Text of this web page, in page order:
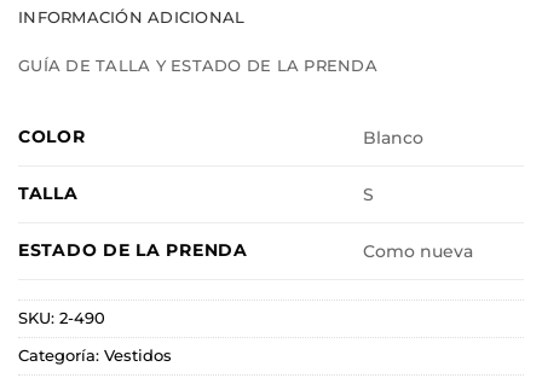
INFORMACIÓN ADICIONAL
GUÍA DE TALLA Y ESTADO DE LA PRENDA
COLOR Blanco
TALLA S
ESTADO DE LA PRENDA Como nueva
SKU: 2-490
Categoría: Vestidos